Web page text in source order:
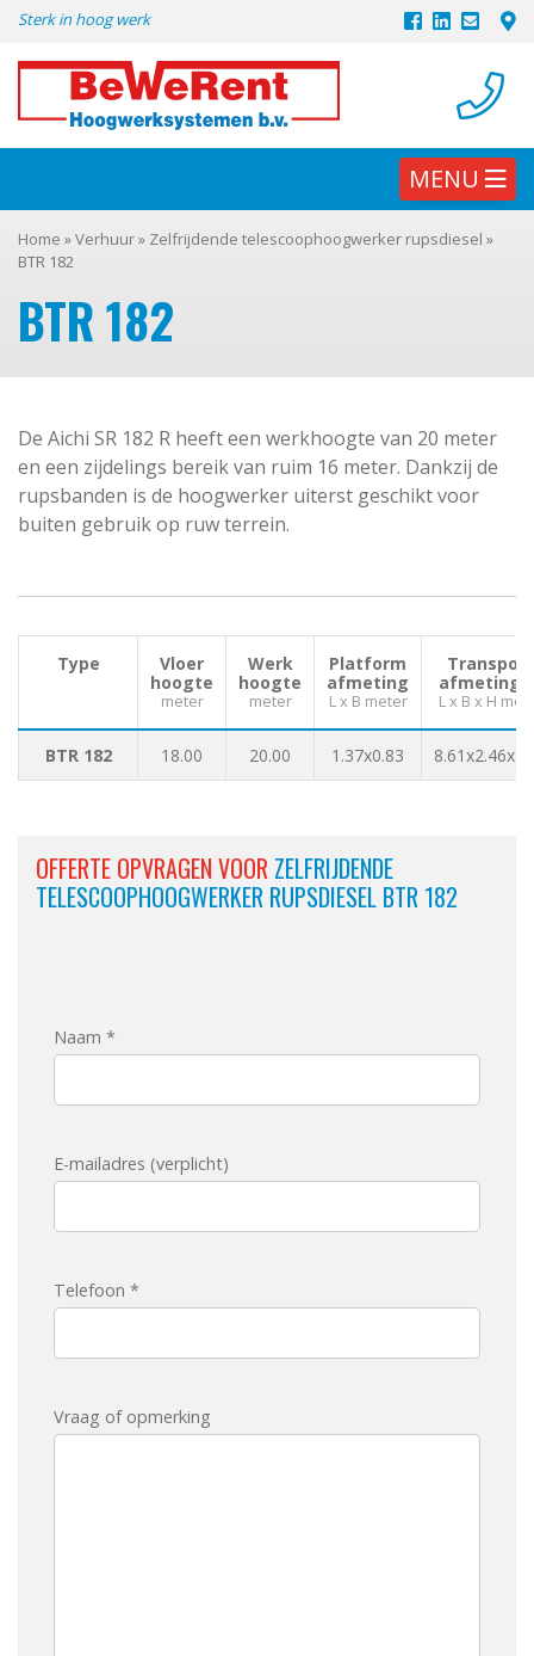
Skip
content
Sterk in hoog werk
MENU
Home »Verhuur» Zelfrijdende telescoophoogwerker rupsdiesel »
BTR 182
BTR 182
De Aichi SR 182 R heeft een werkhoogte van 20 meter
en een zijdelings bereik van ruim 16 meter. Dankzij de
rupsbanden is de hoogwerker uiterst geschikt voor
buiten gebruik op ruw terrein.
Type
Vloer
hoogte
meter
Werk
hoogte
meter
Platform
afmeting
L x B meter
Transport
L x B x H
BTR 182 18.00 20.00 1.37x0.83
OFFERTE OPVRAGEN VOOR ZELFRIJDENDE
TELESCOOPHOOGWERKER RUPSDIESEL BTR 182
Naam *
E-mailadres (verplicht)
Telefoon *
Vraag of opmerking